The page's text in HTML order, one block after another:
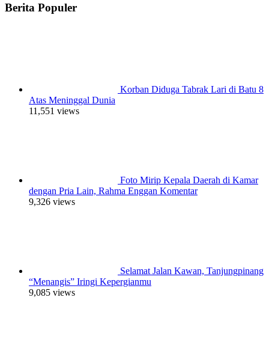
Berita Populer
Korban Diduga Tabrak Lari di Batu 8
Atas Meninggal Dunia
11,551 views
Foto Mirip Kepala Daerah di Kamar
dengan Pria Lain, Rahma Enggan Komentar
9,326 views
Selamat Jalan Kawan, Tanjungpinang
“Menangis” Iringi Kepergianmu
9,085 views